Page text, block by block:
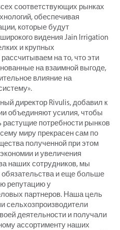
соответствующих рынках
обеспечивая
которые будут
видения Jain Irrigation
и крупных
на то, что эти
на взаимной выгоде,
влияние на
директор Rivulis, добавил к
объединяют усилия, чтобы
потребности рынков
миру прекрасен сам по
полученной при этом
и увеличения
наших сотрудников, мы
и еще больше
репутацию у
партнеров. Наша цель
сельхозпроизводители
деятельности и получали
ассортименту наших